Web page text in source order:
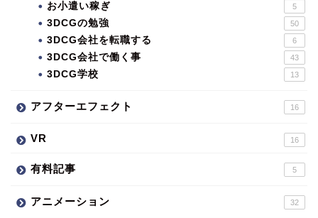
お小遣い稼ぎ 5
3DCGの勉強 50
3DCG会社を転職する 6
3DCG会社で働く事 43
3DCG学校 13
アフターエフェクト 16
VR 16
有料記事 5
アニメーション 32